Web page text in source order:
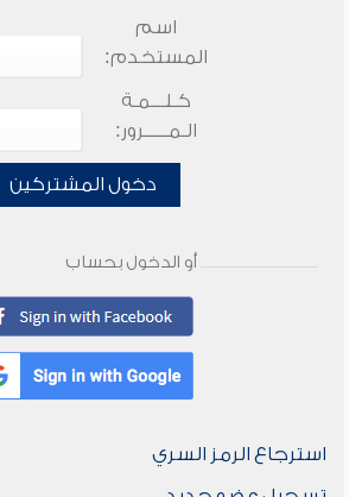
اسم
المستخدم:
كـلـــمـة
الـمـــــرور:
دخول المشتركين
أو الدخول بحساب
استرجاع الرمز السري